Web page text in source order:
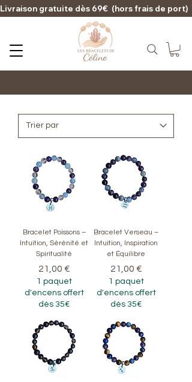
Livraison
Bracelet Poissons –
Intuition, Sérénité et
Spiritualité
Prix
21,00 €
1 paquet
d'encens offert
dès 35€
Bracelet Verseau –
Intuition, Inspiration
et Équilibre
Prix
21,00 €
1 paquet
d'encens offert
dès 35€